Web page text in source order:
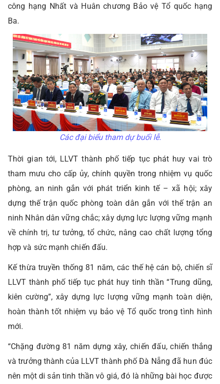
công hạng Nhất và Huân chương Bảo vệ Tổ quốc hạng
Ba.
Các đại biểu tham dự buổi lễ.
Thời gian tới, LLVT thành phố tiếp tục phát huy vai trò
tham mưu cho cấp ủy, chính quyền trong nhiệm vụ quốc
phòng, an ninh gắn với phát triển kinh tế – xã hội; xây
dựng thế trận quốc phòng toàn dân gắn với thế trận an
ninh Nhân dân vững chắc; xây dựng lực lượng vững mạnh
về chính trị, tư tưởng, tổ chức, nâng cao chất lượng tổng
hợp và sức mạnh chiến đấu.
Kế thừa truyền thống 81 năm, các thế hệ cán bộ, chiến sĩ
LLVT thành phố tiếp tục phát huy tinh thần “Trung dũng,
kiên cường”, xây dựng lực lượng vững mạnh toàn diện,
hoàn thành tốt nhiệm vụ bảo vệ Tổ quốc trong tình hình
mới.
“Chặng đường 81 năm dựng xây, chiến đấu, chiến thắng
và trưởng thành của LLVT thành phố Đà Nẵng đã hun đúc
nên một di sản tinh thần vô giá, đó là những bài học được